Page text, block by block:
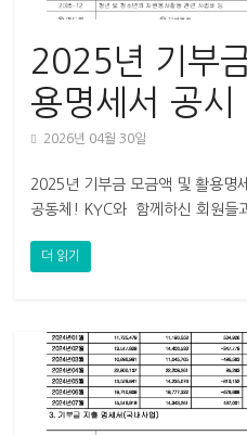
2025년 기부
용명세서 공시
2026년 04월 30일
2025년 기부금 모금액 및 활용명
공동체! KYC와 함께하신 회원들
더 읽기